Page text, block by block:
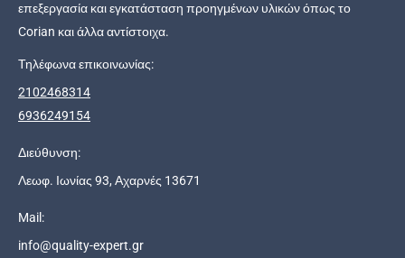
επεξεργασία και εγκατάσταση προηγμένων υλικών όπως το
Corian και άλλα αντίστοιχα.
Τηλέφωνα επικοινωνίας:
2102468314
6936249154
Διεύθυνση:
Λεωφ. Ιωνίας 93, Αχαρνές 13671
Mail:
info@quality-expert.gr